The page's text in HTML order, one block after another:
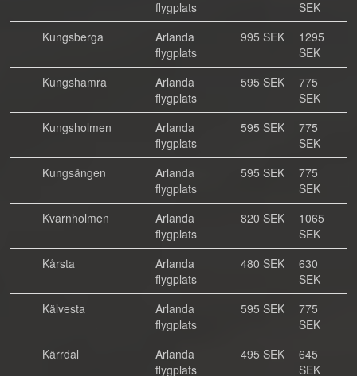
flygplats
SEK
Kungsberga
Arlanda
flygplats
995 SEK
1295
SEK
Kungshamra
Arlanda
flygplats
595 SEK
775
SEK
Kungsholmen
Arlanda
flygplats
595 SEK
775
SEK
Kungsängen
Arlanda
flygplats
595 SEK
775
SEK
Kvarnholmen
Arlanda
flygplats
820 SEK
1065
SEK
Kårsta
Arlanda
flygplats
480 SEK
630
SEK
Kälvesta
Arlanda
flygplats
595 SEK
775
SEK
Kärrdal
Arlanda
flygplats
495 SEK
645
SEK